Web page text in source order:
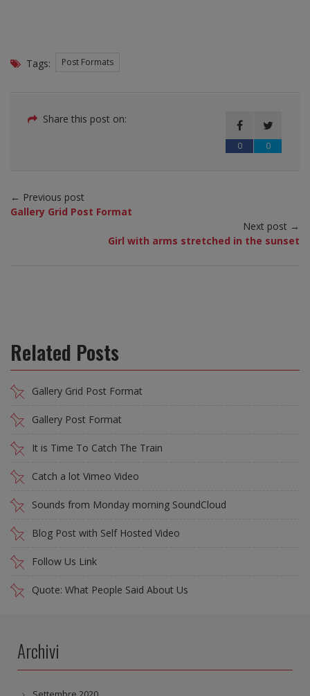
Tags: Post Formats
Share this post on:
0 0
← Previous post
Gallery Grid Post Format
Next post →
Girl with arms stretched in the sunset
Related Posts
Gallery Grid Post Format
Gallery Post Format
It is Time To Catch The Train
Catch a lot Vimeo Video
Sounds from Monday morning SoundCloud
Blog Post with Self Hosted Video
Follow Us Link
Quote: What People Said About Us
Archivi